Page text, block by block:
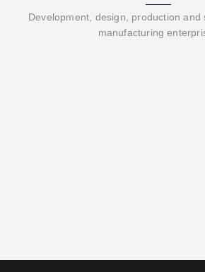
Development, design, production and
manufacturing